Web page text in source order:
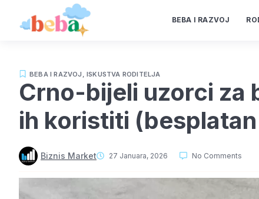
BEBA I RAZVOJ
BEBA I RAZVOJ ,ISKUSTVA RODITELJA
Crno-bijeli uzorci za
ih koristiti (besplatan
Biznis Market 27 Januara, 2026 No Comments